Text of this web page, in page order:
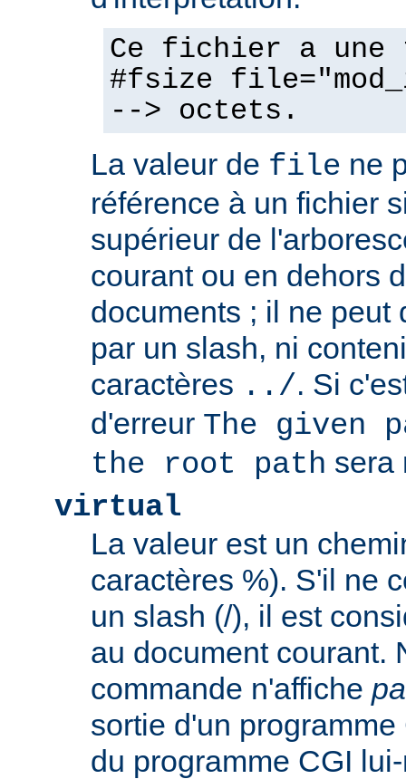
Ce fichier a
#fsize
--> octets.
La valeur de file ne
référence à un fichier
supérieur de
courant ou en dehors
documents ; il ne peut
par un slash, ni
caractères ../. Si
d'erreur The given
the root path sera
virtual
La valeur est un
caractères %). S'il ne
un slash (/), il est
au document courant.
commande n'affiche
sortie d'un
du programme CGI